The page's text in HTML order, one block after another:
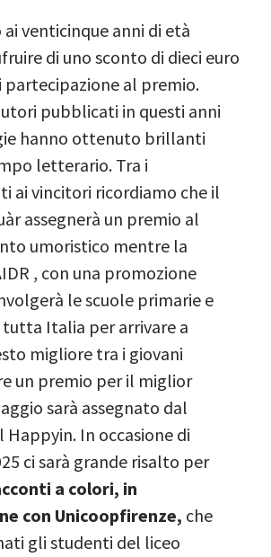
venticinque anni di età
di uno sconto di dieci euro
partecipazione al premio.
pubblicati in questi anni
hanno ottenuto brillanti
letterario. Tra i
ai vincitori ricordiamo che il
assegnerà un premio al
umoristico mentre la
, con una promozione
le scuole primarie e
tutta Italia per arrivare a
migliore tra i giovani
un premio per il miglior
sarà assegnato dal
In occasione di
ci sarà grande risalto per
a colori, in
con Unicoopfirenze, che
gli studenti del liceo